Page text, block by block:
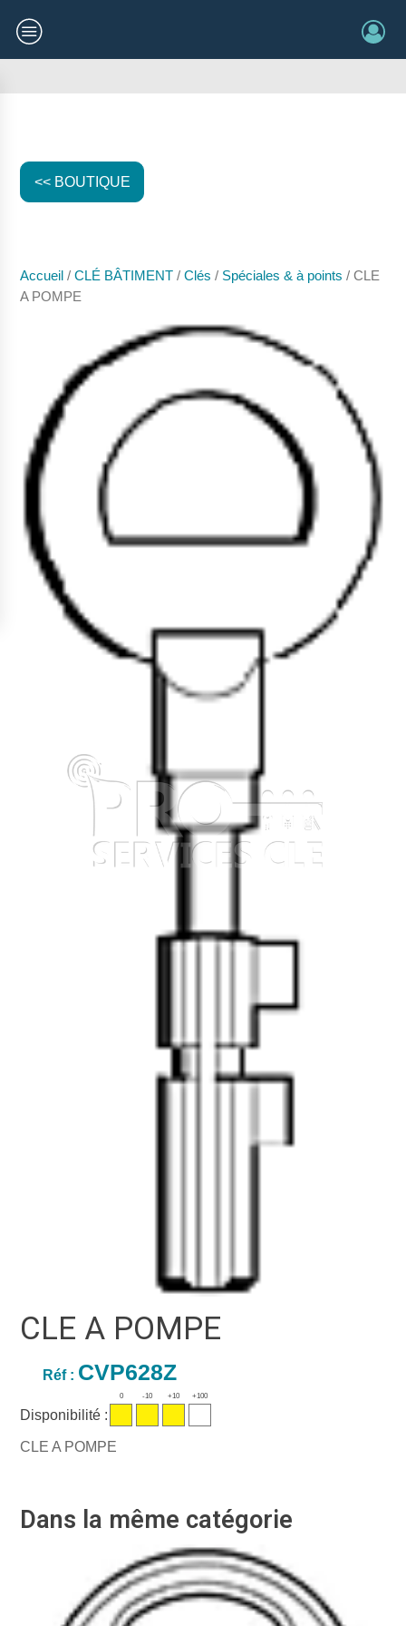
<< BOUTIQUE
Accueil /CLÉ BÂTIMENT /Clés / Spéciales & à points / CLE
A POMPE
CLE A POMPE
Réf : CVP628Z
Disponibilité :
0 -10 +10 +100
CLE A POMPE
Dans la même catégorie